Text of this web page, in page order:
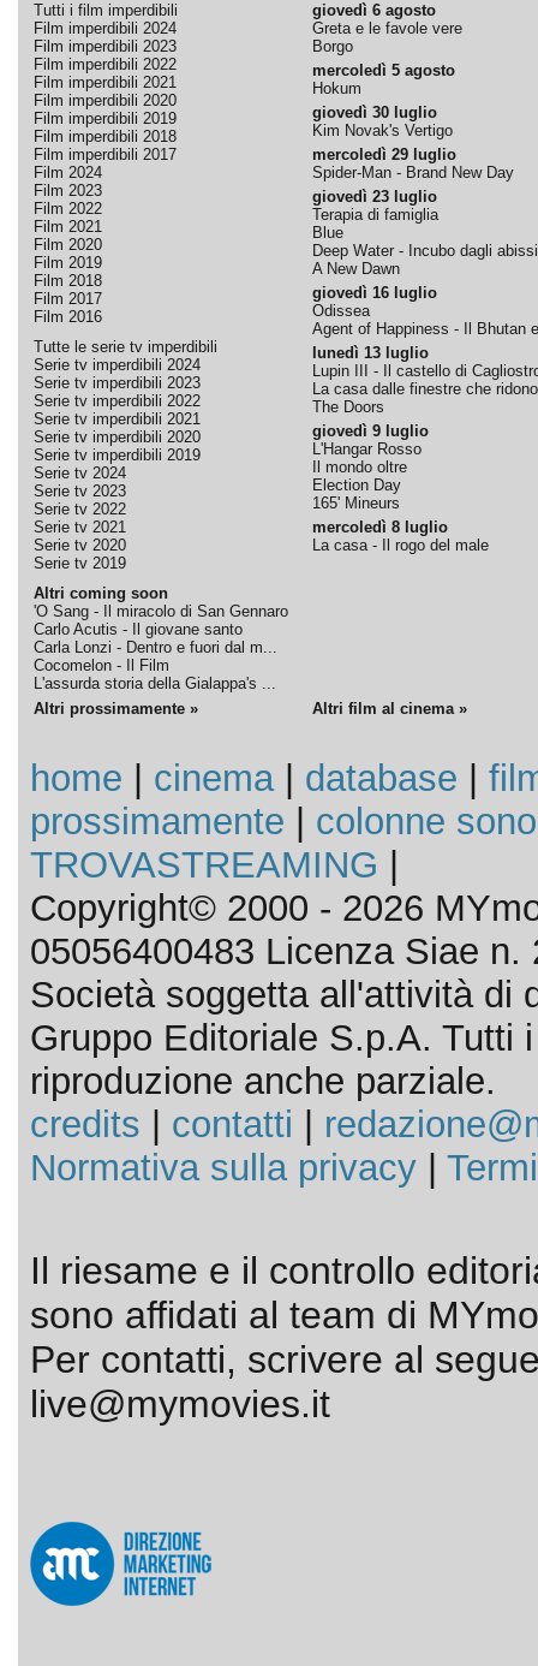
Tutti i film imperdibili
Film imperdibili 2024
Film imperdibili 2023
Film imperdibili 2022
Film imperdibili 2021
Film imperdibili 2020
Film imperdibili 2019
Film imperdibili 2018
Film imperdibili 2017
Film 2024
Film 2023
Film 2022
Film 2021
Film 2020
Film 2019
Film 2018
Film 2017
Film 2016
Tutte le serie tv imperdibili
Serie tv imperdibili 2024
Serie tv imperdibili 2023
Serie tv imperdibili 2022
Serie tv imperdibili 2021
Serie tv imperdibili 2020
Serie tv imperdibili 2019
Serie tv 2024
Serie tv 2023
Serie tv 2022
Serie tv 2021
Serie tv 2020
Serie tv 2019
Altri coming soon
'O Sang - Il miracolo di San Gennaro
Carlo Acutis - Il giovane santo
Carla Lonzi - Dentro e fuori dal m...
Cocomelon - Il Film
L'assurda storia della Gialappa's ...
giovedì 6 agosto
Greta e le favole vere
Borgo
mercoledì 5 agosto
Hokum
giovedì 30 luglio
Kim Novak's Vertigo
mercoledì 29 luglio
Spider-Man - Brand New Day
giovedì 23 luglio
Terapia di famiglia
Blue
Deep Water - Incubo dagli abissi
A New Dawn
giovedì 16 luglio
Odissea
Agent of Happiness - Il Bhutan
lunedì 13 luglio
Lupin III - Il castello di
La casa dalle finestre che ridono
The Doors
giovedì 9 luglio
L'Hangar Rosso
Il mondo oltre
Election Day
165' Mineurs
mercoledì 8 luglio
La casa - Il rogo del male
Altri prossimamente » Altri film al cinema »
home cinema| database
prossimamente
colonne
TROVASTREAMING
Copyright© 2000 - 2026
05056400483 Licenza Siae n.
Società soggetta all'attività di
Gruppo Editoriale S.p.A. Tutti
riproduzione anche parziale.
credits
contatti
Normativa sulla privacy|
Il riesame e il controllo
sono affidati al team di
Per contatti, scrivere al
live@mymovies.it